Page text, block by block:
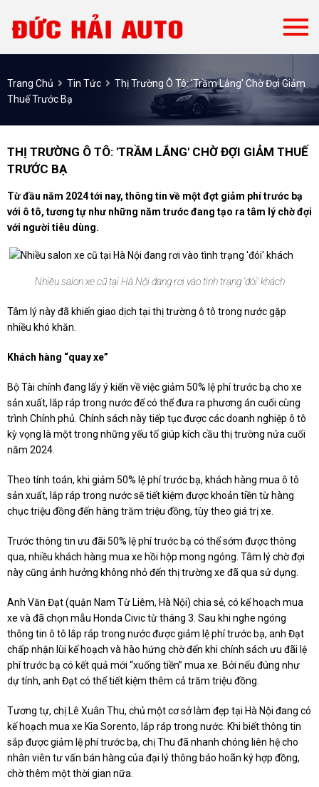
Trang Chủ Tin Tức
Thị Trường Ô Tô: 'Trầm Lắng' Chờ Đợi Giảm
Thuế Trước Bạ
THỊ TRƯỜNG Ô TÔ: 'TRẦM LẮNG' CHỜ ĐỢI GIẢM THUẾ
TRƯỚC BẠ
Từ đầu năm 2024 tới nay, thông tin về một đợt giảm phí trước bạ
với ô tô, tương tự như những năm trước đang tạo ra tâm lý chờ đợi
với người tiêu dùng.
Nhiều salon xe cũ tại Hà Nội đang rơi vào tình trạng 'đói' khách
Tâm lý này đã khiến giao dịch tại thị trường ô tô trong nước gặp
nhiều khó khăn.
Khách hàng “quay xe”
Bộ Tài chính đang lấy ý kiến về việc giảm 50% lệ phí trước bạ cho xe
sản xuất, lắp ráp trong nước để có thể đưa ra phương án cuối cùng
trình Chính phủ. Chính sách này tiếp tục được các doanh nghiệp ô tô
kỳ vọng là một trong những yếu tố giúp kích cầu thị trường nửa cuối
năm 2024.
Theo tính toán, khi giảm 50% lệ phí trước bạ, khách hàng mua ô tô
sản xuất, lắp ráp trong nước sẽ tiết kiệm được khoản tiền từ hàng
chục triệu đồng đến hàng trăm triệu đồng, tùy theo giá trị xe.
Trước thông tin ưu đãi 50% lệ phí trước bạ có thể sớm được thông
qua, nhiều khách hàng mua xe hồi hộp mong ngóng. Tâm lý chờ đợi
này cũng ảnh hưởng không nhỏ đến thị trường xe đã qua sử dụng.
Anh Văn Đạt (quận Nam Từ Liêm, Hà Nội) chia sẻ, có kế hoạch mua
xe và đã chọn mẫu Honda Civic từ tháng 3. Sau khi nghe ngóng
thông tin ô tô lắp ráp trong nước được giảm lệ phí trước bạ, anh Đạt
chấp nhận lùi kế hoạch và hào hứng chờ đến khi chính sách ưu đãi lệ
phí trước bạ có kết quả mới “xuống tiền” mua xe. Bởi nếu đúng như
dự tính, anh Đạt có thể tiết kiệm thêm cả trăm triệu đồng.
Tương tự, chị Lê Xuân Thu, chủ một cơ sở làm đẹp tại Hà Nội đang có
kế hoạch mua xe Kia Sorento, lắp ráp trong nước. Khi biết thông tin
sắp được giảm lệ phí trước bạ, chị Thu đã nhanh chóng liên hệ cho
nhân viên tư vấn bán hàng của đại lý thông báo hoãn ký hợp đồng,
chờ thêm một thời gian nữa.